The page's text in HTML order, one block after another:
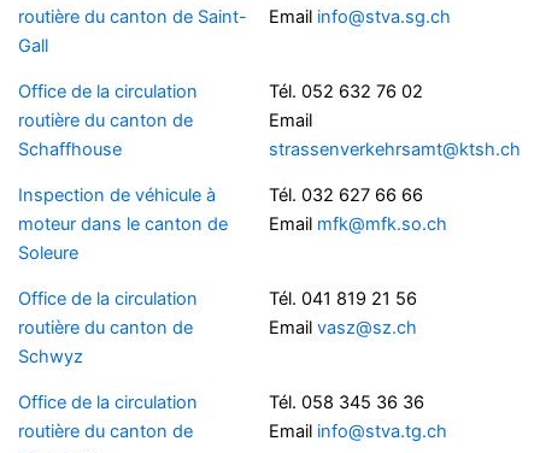
routière du canton de Saint-
Gall
Email info@stva.sg.ch
Office de la circulation
routière du canton de
Schaffhouse
Tél. 052 632 76 02
Email
strassenverkehrsamt@ktsh.ch
Inspection de véhicule à
moteur dans le canton de
Soleure
Tél. 032 627 66 66
Email mfk@mfk.so.ch
Office de la circulation
routière du canton de
Schwyz
Tél. 041 819 21 56
Emailvasz@sz.ch
Office de la circulation
routière du canton de
Tél. 058 345 36 36
Email info@stva.tg.ch